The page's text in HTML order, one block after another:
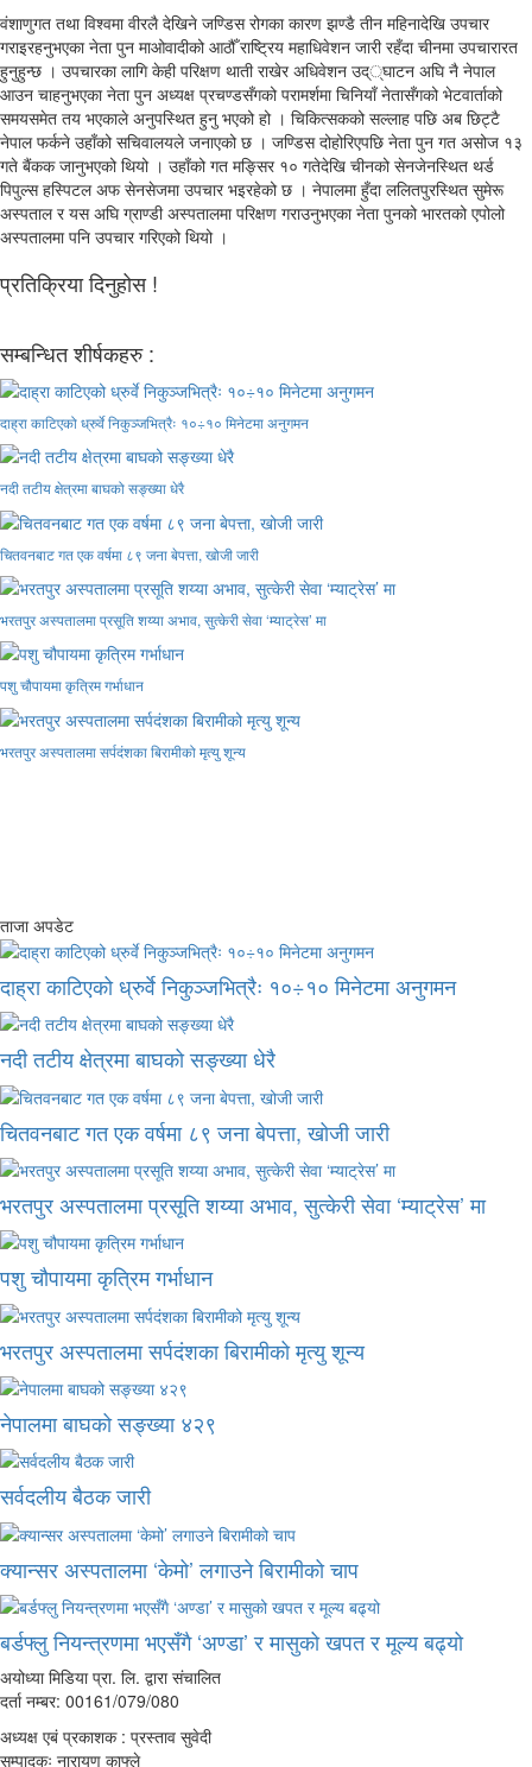
वंशाणुगत तथा विश्वमा वीरलै देखिने जण्डिस रोगका कारण झण्डै तीन महिनादेखि उपचार
गराइरहनुभएका नेता पुन माओवादीको आठौँ राष्ट्रिय महाधिवेशन जारी रहँदा चीनमा उपचारारत
हुनुहुन्छ । उपचारका लागि केही परिक्षण थाती राखेर अधिवेशन उद््घाटन अघि नै नेपाल
आउन चाहनुभएका नेता पुन अध्यक्ष प्रचण्डसँगको परामर्शमा चिनियाँ नेतासँगको भेटवार्ताको
समयसमेत तय भएकाले अनुपस्थित हुनु भएको हो । चिकित्सकको सल्लाह पछि अब छिट्टै
नेपाल फर्कने उहाँको सचिवालयले जनाएको छ । जण्डिस दोहोरिएपछि नेता पुन गत असोज १३
गते बैंकक जानुभएको थियो । उहाँको गत मङ्सिर १० गतेदेखि चीनको सेनजेनस्थित थर्ड
पिपुल्स हस्पिटल अफ सेनसेजमा उपचार भइरहेको छ । नेपालमा हुँदा ललितपुरस्थित सुमेरू
अस्पताल र यस अघि ग्राण्डी अस्पतालमा परिक्षण गराउनुभएका नेता पुनको भारतको एपोलो
अस्पतालमा पनि उपचार गरिएको थियो ।
प्रतिक्रिया दिनुहोस !
सम्बन्धित शीर्षकहरु :
दाह्रा काटिएको ध्रुर्वे निकुञ्जभित्रैः १०÷१० मिनेटमा अनुगमन
नदी तटीय क्षेत्रमा बाघको सङ्ख्या धेरै
चितवनबाट गत एक वर्षमा ८९ जना बेपत्ता, खोजी जारी
भरतपुर अस्पतालमा प्रसूति शय्या अभाव, सुत्केरी सेवा ‘म्याट्रेस’ मा
पशु चौपायमा कृत्रिम गर्भाधान
भरतपुर अस्पतालमा सर्पदंशका बिरामीको मृत्यु शून्य
ताजा अपडेट
दाह्रा काटिएको ध्रुर्वे निकुञ्जभित्रैः १०÷१० मिनेटमा अनुगमन
नदी तटीय क्षेत्रमा बाघको सङ्ख्या धेरै
चितवनबाट गत एक वर्षमा ८९ जना बेपत्ता, खोजी जारी
भरतपुर अस्पतालमा प्रसूति शय्या अभाव, सुत्केरी सेवा ‘म्याट्रेस’ मा
पशु चौपायमा कृत्रिम गर्भाधान
भरतपुर अस्पतालमा सर्पदंशका बिरामीको मृत्यु शून्य
नेपालमा बाघको सङ्ख्या ४२९
सर्वदलीय बैठक जारी
क्यान्सर अस्पतालमा ‘केमो’ लगाउने बिरामीको चाप
बर्डफ्लु नियन्त्रणमा भएसँगै ‘अण्डा’ र मासुको खपत र मूल्य बढ्यो
अयोध्या मिडिया प्रा. लि. द्वारा संचालित
दर्ता नम्बर: 00161/079/080
अध्यक्ष एबं प्रकाशक : प्रस्ताव सुवेदी
सम्पादकः नारायण काफ्ले